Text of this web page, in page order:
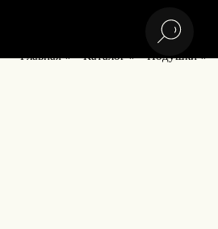
Главная » Каталог » Подушки »